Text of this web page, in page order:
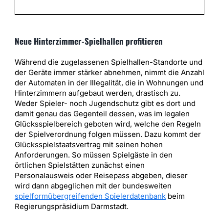
Neue Hinterzimmer-Spielhallen profitieren
Während die zugelassenen Spielhallen-Standorte und
der Geräte immer stärker abnehmen, nimmt die Anzahl
der Automaten in der Illegalität, die in Wohnungen und
Hinterzimmern aufgebaut werden, drastisch zu.
Weder Spieler- noch Jugendschutz gibt es dort und
damit genau das Gegenteil dessen, was im legalen
Glücksspielbereich geboten wird, welche den Regeln
der Spielverordnung folgen müssen. Dazu kommt der
Glücksspielstaatsvertrag mit seinen hohen
Anforderungen. So müssen Spielgäste in den
örtlichen Spielstätten zunächst einen
Personalausweis oder Reisepass abgeben, dieser
wird dann abgeglichen mit der bundesweiten
spielformübergreifenden Spielerdatenbankbeim
Regierungspräsidium Darmstadt.